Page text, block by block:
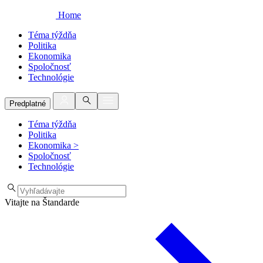
Home
Téma týždňa
Politika
Ekonomika
Spoločnosť
Technológie
Predplatné
Téma týždňa
Politika
Ekonomika >
Spoločnosť
Technológie
Vitajte na Štandarde